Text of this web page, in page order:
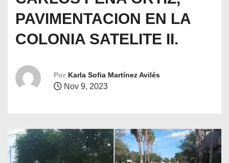
PAVIMENTACION EN LA
COLONIA SATELITE II.
Por Karla Sofia Martínez Avilés
Nov 9, 2023